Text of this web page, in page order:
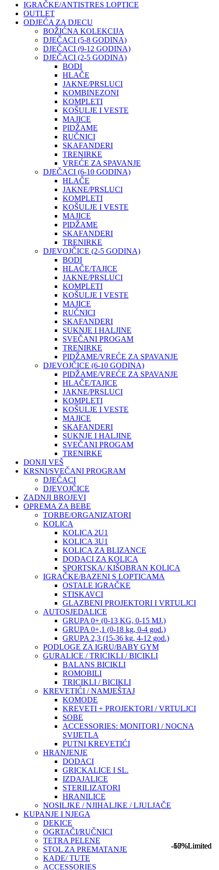
-67%Limited
-50%Limited
-15%Limited
IGRAČKE/ANTISTRES LOPTICE
OUTLET
ODJEĆA ZA DJECU
BOŽIĆNA KOLEKCIJA
DJEČACI (5-8 GODINA)
DJEČACI (9-12 GODINA)
DJEČACI (2-5 GODINA)
BODI
HLAČE
JAKNE/PRSLUCI
KOMBINEZONI
KOMPLETI
KOŠULJE I VESTE
MAJICE
PIDŽAME
RUČNICI
SKAFANDERI
TRENIRKE
VREĆE ZA SPAVANJE
DJEČACI (6-10 GODINA)
HLAČE
JAKNE/PRSLUCI
KOMPLETI
KOŠULJE I VESTE
MAJICE
PIDŽAME
SKAFANDERI
TRENIRKE
DJEVOJČICE (2-5 GODINA)
BODI
HLAČE/TAJICE
JAKNE/PRSLUCI
KOMPLETI
KOŠULJE I VESTE
MAJICE
RUČNICI
SKAFANDERI
SUKNJE I HALJINE
SVEČANI PROGAM
TRENIRKE
PIDŽAME/VREĆE ZA SPAVANJE
DJEVOJČICE (6-10 GODINA)
PIDŽAME/VREĆE ZA SPAVANJE
HLAČE/TAJICE
JAKNE/PRSLUCI
KOMPLETI
KOŠULJE I VESTE
MAJICE
SKAFANDERI
SUKNJE I HALJINE
SVEČANI PROGAM
TRENIRKE
DONJI VEŠ
KRSNI/SVEČANI PROGRAM
DJEČACI
DJEVOJČICE
ZADNJI BROJEVI
OPREMA ZA BEBE
TORBE/ORGANIZATORI
KOLICA
KOLICA 2U1
KOLICA 3U1
KOLICA ZA BLIZANCE
DODACI ZA KOLICA
SPORTSKA/ KIŠOBRAN KOLICA
IGRAČKE/BAZENI S LOPTICAMA
OSTALE IGRAČKE
STISKAVCI
GLAZBENI PROJEKTORI I VRTULJCI
AUTOSJEDALICE
GRUPA 0+ (0-13 KG, 0-15 MJ.)
GRUPA 0+,1 (0-18 kg, 0-4 god.)
GRUPA 2,3 (15-36 kg, 4-12 god.)
PODLOGE ZA IGRU/BABY GYM
GURALICE / TRICIKLI / BICIKLI
BALANS BICIKLI
ROMOBILI
TRICIKLI / BICIKLI
KREVETIĆI / NAMJEŠTAJ
KOMODE
KREVETI + PROJEKTORI / VRTULJCI
SOBE
ACCESSORIES: MONITORI / NOCNA
SVIJETLA
PUTNI KREVETIĆI
HRANJENJE
DODACI
GRICKALICE I SL.
IZDAJALICE
STERILIZATORI
HRANILICE
NOSILJKE / NJIHALJKE / LJULJAČE
KUPANJE I NJEGA
DEKICE
OGRTAČI/RUČNICI
TETRA PELENE
STOL ZA PREMATANJE
KADE/ TUTE
ACCESSORIES